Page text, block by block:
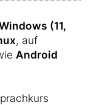
(11,
, auf
Android